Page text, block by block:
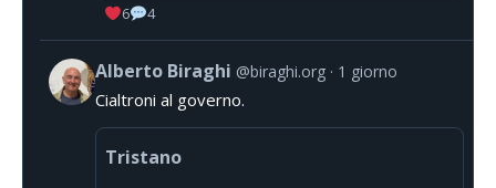
6 4
Alberto Biraghi @biraghi.org 1 giorno
Cialtroni al governo.
Tristano